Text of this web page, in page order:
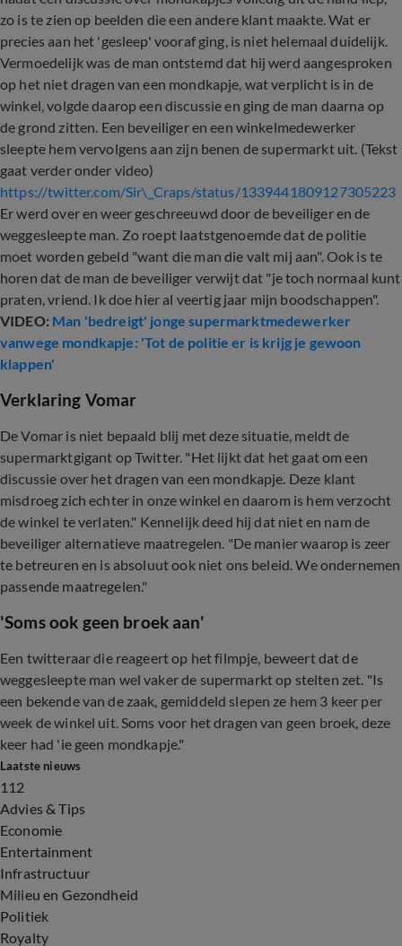
zo is te zien op beelden die een andere klant maakte. Wat er
precies aan het 'gesleep' vooraf ging, is niet helemaal duidelijk.
Vermoedelijk was de man ontstemd dat hij werd aangesproken
op het niet dragen van een mondkapje, wat verplicht is in de
winkel, volgde daarop een discussie en ging de man daarna op
de grond zitten. Een beveiliger en een winkelmedewerker
sleepte hem vervolgens aan zijn benen de supermarkt uit. (Tekst
gaat verder onder video)
https://twitter.com/Sir\_Craps/status/1339441809127305223
Er werd over en weer geschreeuwd door de beveiliger en de
weggesleepte man. Zo roept laatstgenoemde dat de politie
moet worden gebeld "want die man die valt mij aan". Ook is te
horen dat de man de beveiliger verwijt dat "je toch normaal kunt
praten, vriend. Ik doe hier al veertig jaar mijn boodschappen".
VIDEO: Man 'bedreigt' jonge supermarktmedewerker
vanwege mondkapje: 'Tot de politie er is krijg je gewoon
klappen'
Verklaring Vomar
De Vomar is niet bepaald blij met deze situatie, meldt de
supermarktgigant op Twitter. "Het lijkt dat het gaat om een
discussie over het dragen van een mondkapje. Deze klant
misdroeg zich echter in onze winkel en daarom is hem verzocht
de winkel te verlaten." Kennelijk deed hij dat niet en nam de
beveiliger alternatieve maatregelen. "De manier waarop is zeer
te betreuren en is absoluut ook niet ons beleid. We ondernemen
passende maatregelen."
'Soms ook geen broek aan'
Een twitteraar die reageert op het filmpje, beweert dat de
weggesleepte man wel vaker de supermarkt op stelten zet. "Is
een bekende van de zaak, gemiddeld slepen ze hem 3 keer per
week de winkel uit. Soms voor het dragen van geen broek, deze
keer had 'ie geen mondkapje."
Laatste nieuws
112
Advies & Tips
Economie
Entertainment
Infrastructuur
Milieu en Gezondheid
Politiek
Royalty